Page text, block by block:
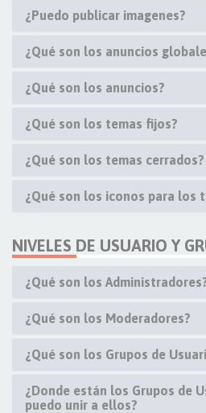
¿Puedo publicar imagenes?
¿Qué son los anuncios
¿Qué son los anuncios?
¿Qué son los temas fijos?
¿Qué son los temas cerrados?
¿Qué son los iconos para los
NIVELES DE USUARIO Y
¿Qué son los
¿Qué son los Moderadores?
¿Qué son los Grupos de
¿Donde están los Grupos de
puedo unir a ellos?